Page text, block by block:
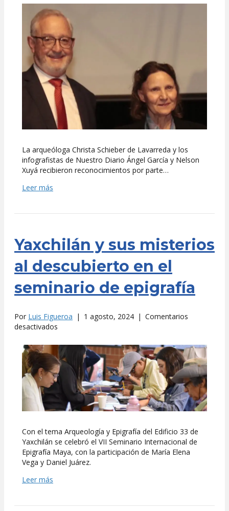
Schieber
y
«Nuestro
Diario»
galardonados
por
Museo
Popol
Vuh
La arqueóloga Christa Schieber de Lavarreda y los
infografistas de Nuestro Diario Ángel García y Nelson
Xuyá recibieron reconocimientos por parte…
Leer más
Yaxchilán y sus misterios
al descubierto en el
seminario de epigrafía
Por Luis Figueroa | 1 agosto, 2024 | Comentarios
desactivados
y
sus
misterios
al
descubierto
el
de
epigrafía
Con el tema Arqueología y Epigrafía del Edificio 33 de
Yaxchilán se celebró el VII Seminario Internacional de
Epigrafía Maya, con la participación de María Elena
Vega y Daniel Juárez.
Leer más